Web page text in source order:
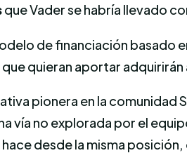
que Vader se habría llevado
de financiación basado
que quieran aportar
pionera en la
vía no explorada por el
desde la misma